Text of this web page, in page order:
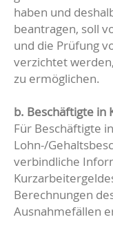
haben und
beantragen, soll
und die Prüfung
verzichtet
zu ermöglichen.
b. Beschäftigte in
Für Beschäftigte
Lohn-/
verbindliche
Berechnungen
Ausnahmefällen